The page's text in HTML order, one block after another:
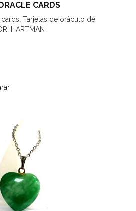
CARDS
Tarjetas de oráculo de
HARTMAN